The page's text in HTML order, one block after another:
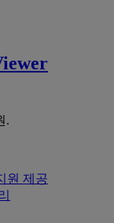
.
원 제공